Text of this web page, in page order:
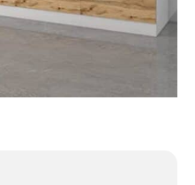
en aluminium
avec revêtement
pour une
en hauteur